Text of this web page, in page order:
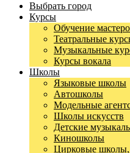
Выбрать город
Курсы
Обучение
Театральные
Музыкальные
Курсы вокала
Школы
Языковые школы
Автошколы
Модельные
Школы искусств
Детские
Киношколы
Цирковые школы,